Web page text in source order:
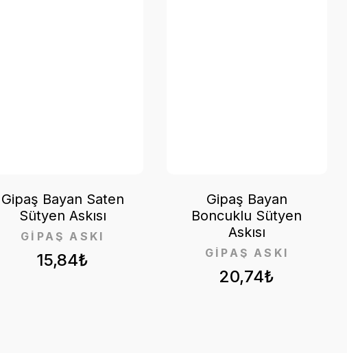
15,84₺
GİPAŞ ASKI
Gipaş Bayan Saten
Sütyen Askısı
20,74₺
GİPAŞ ASKI
Gipaş Bayan
Boncuklu Sütyen
Askısı